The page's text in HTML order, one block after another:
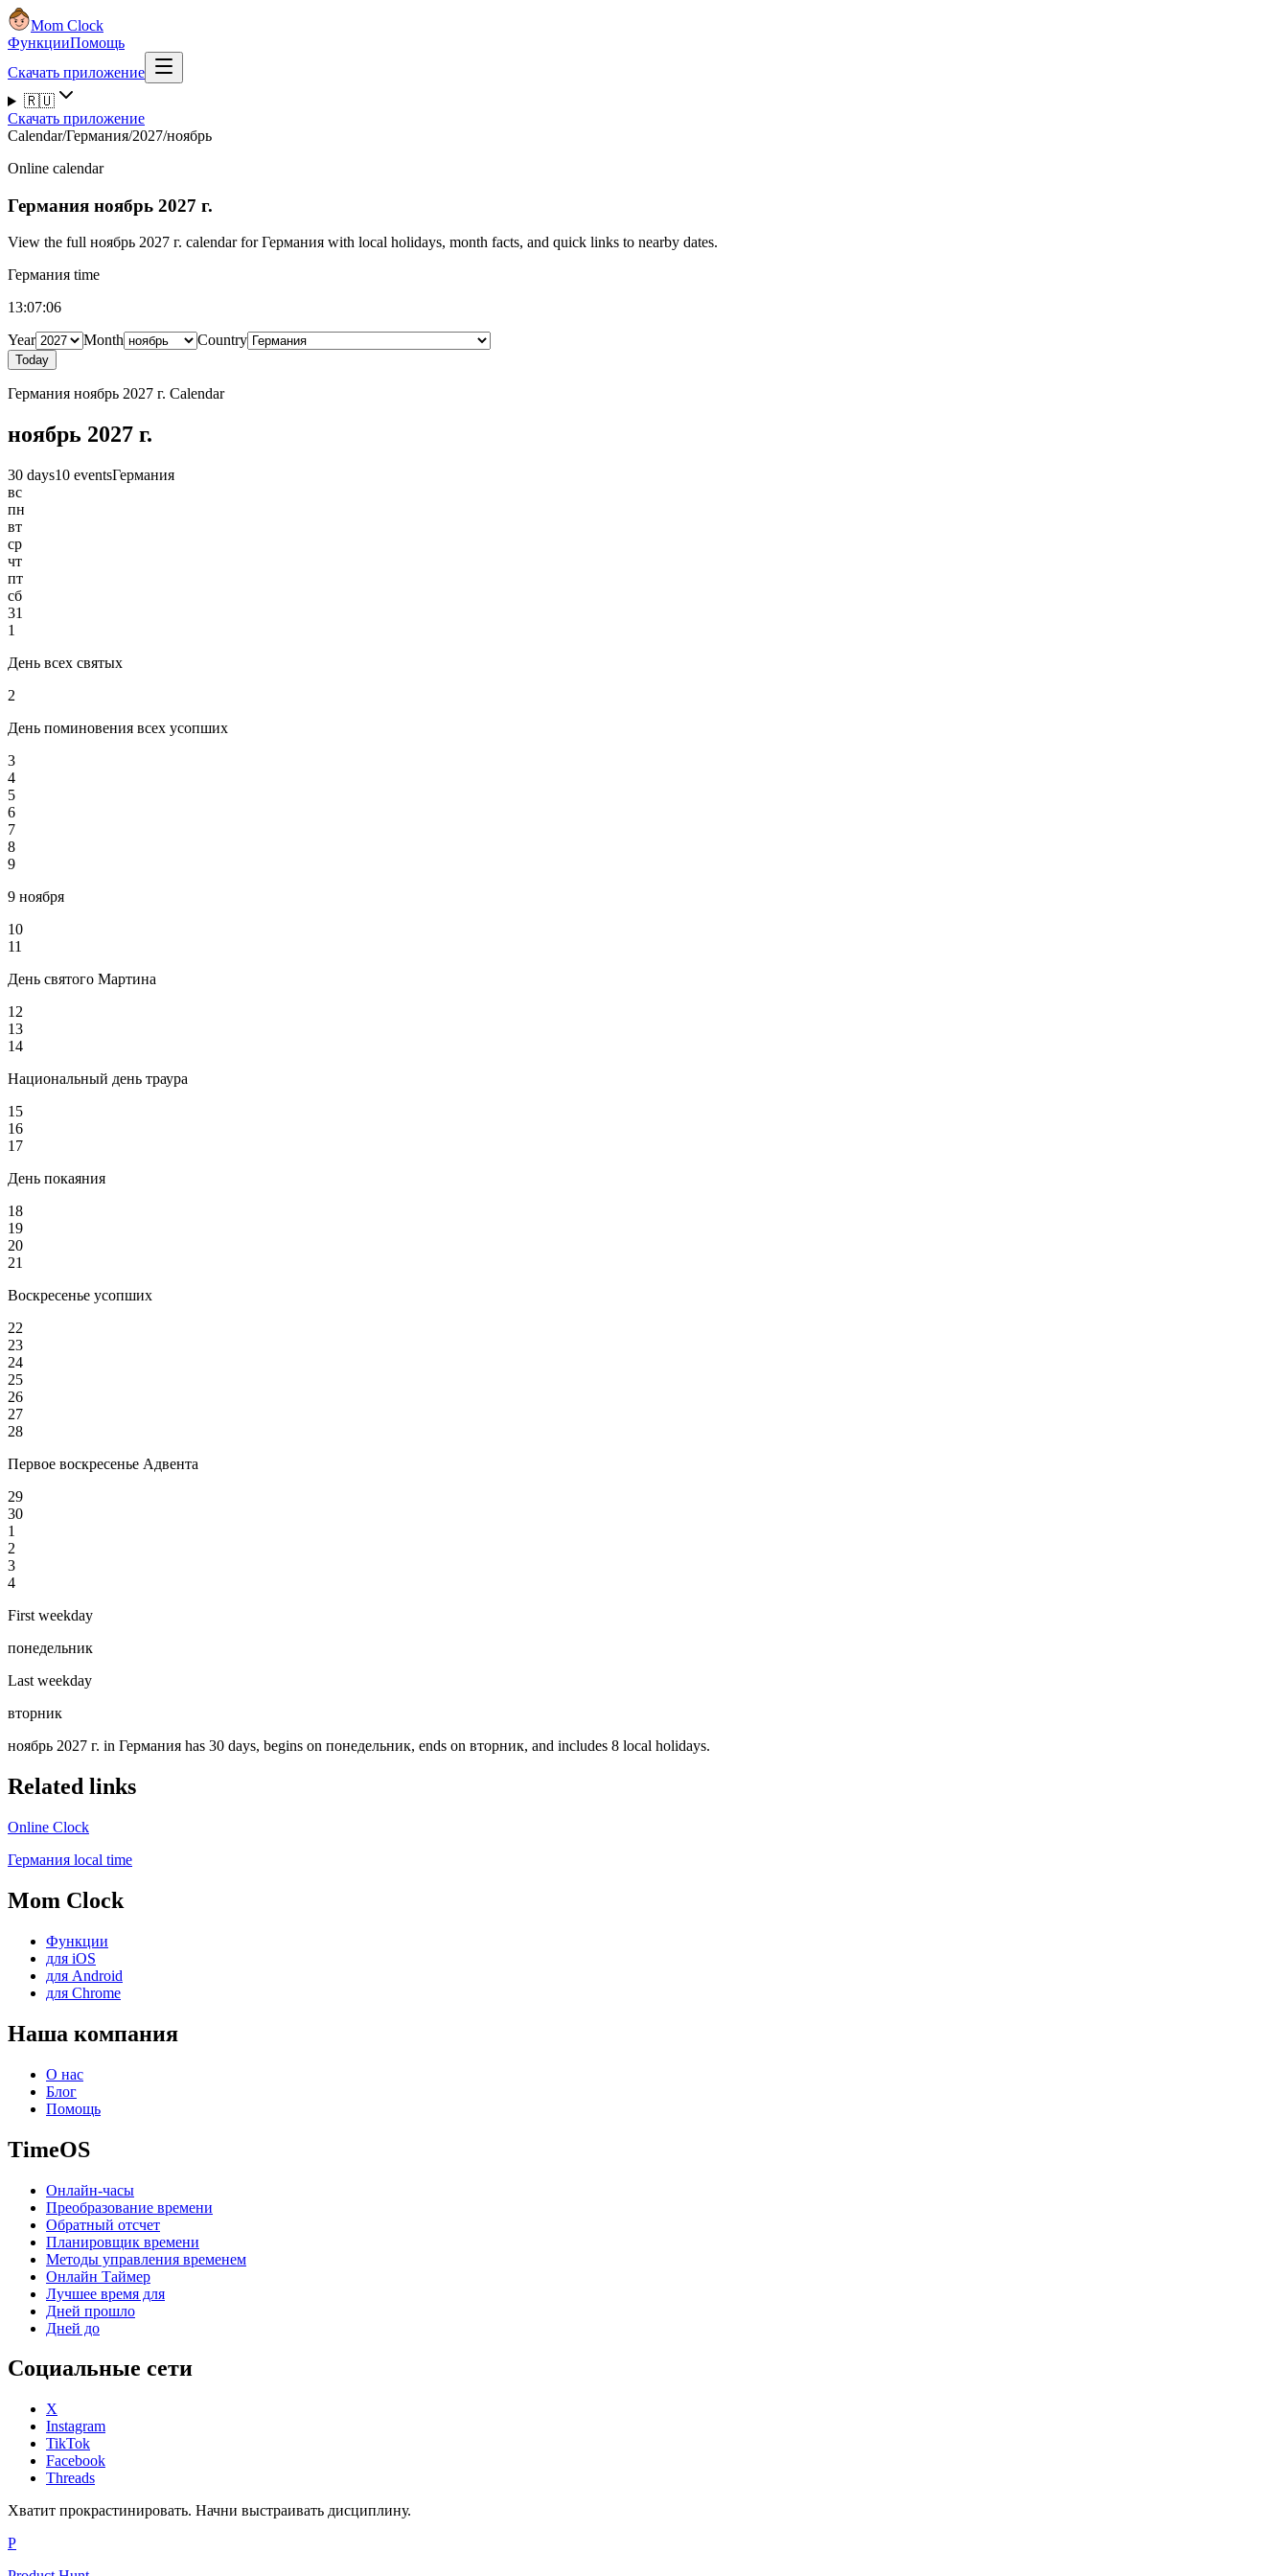
Mom Clock
ФункцииПомощь
Скачать приложение
🇷🇺
Скачать приложение
Calendar/Германия/2027/ноябрь
Online calendar
Германия ноябрь 2027 г.
View the full ноябрь 2027 г. calendar for Германия with local holidays, month facts, and quick links to nearby dates.
Германия time
13:07:07
Year
Month Country
Today
Германия ноябрь 2027 г. Calendar
ноябрь 2027 г.
30 days10 eventsГермания
вс
пн
вт
ср
чт
пт
сб
31
1
День всех святых
2
День поминовения всех усопших
3
4
5
6
7
8
9
9 ноября
10
11
День святого Мартина
12
13
14
Национальный день траура
15
16
17
День покаяния
18
19
20
21
Воскресенье усопших
22
23
24
25
26
27
28
Первое воскресенье Адвента
29
30
1
2
3
4
First weekday
понедельник
Last weekday
вторник
ноябрь 2027 г. in Германия has 30 days, begins on понедельник, ends on вторник, and includes 8 local holidays.
Related links
Online Clock
Германия local time
Mom Clock
Функции
для iOS
для Android
для Chrome
Наша компания
О нас
Блог
Помощь
TimeOS
Онлайн-часы
Преобразование времени
Обратный отсчет
Планировщик времени
Методы управления временем
Онлайн Таймер
Лучшее время для
Дней прошло
Дней до
Социальные сети
X
Instagram
TikTok
Facebook
Threads
Хватит прокрастинировать. Начни выстраивать дисциплину.
P